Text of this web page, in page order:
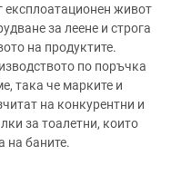
експлоатационен живот
за леене и строга
на продуктите.
по поръчка
така че марките и
на конкурентни и
за тоалетни, които
на баните.